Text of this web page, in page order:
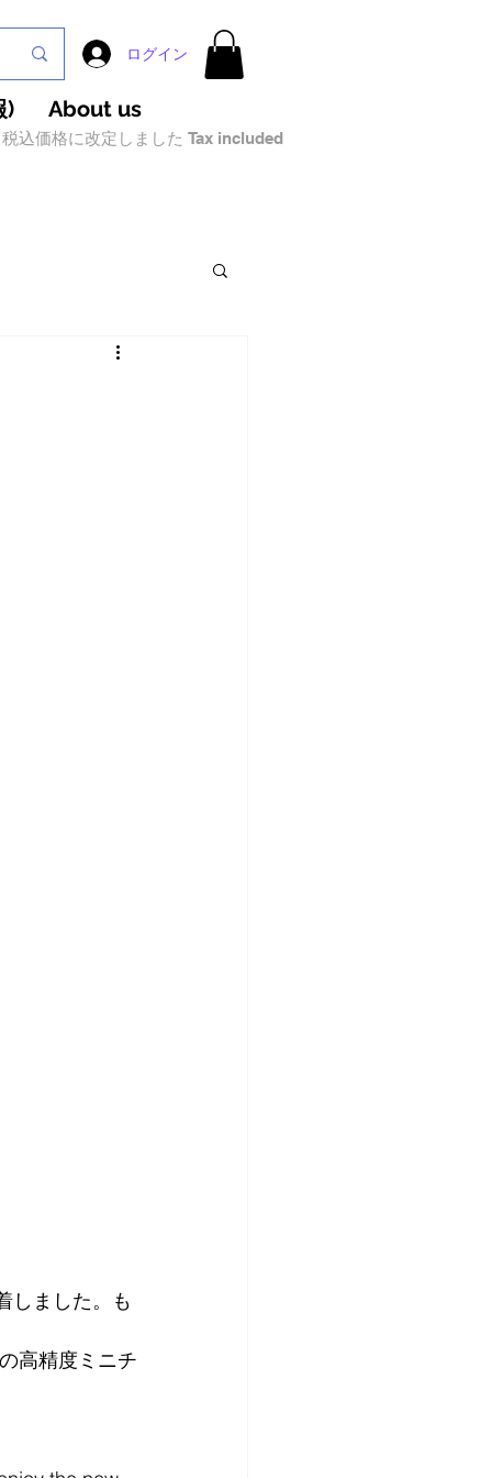
ログイン
) About us
込価格に改定しました Tax included
しました。も
高精度ミニチ